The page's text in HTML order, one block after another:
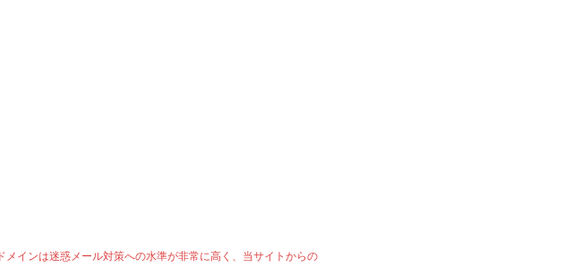
インは迷惑メール対策への水準が非常に高く、当サイトからの